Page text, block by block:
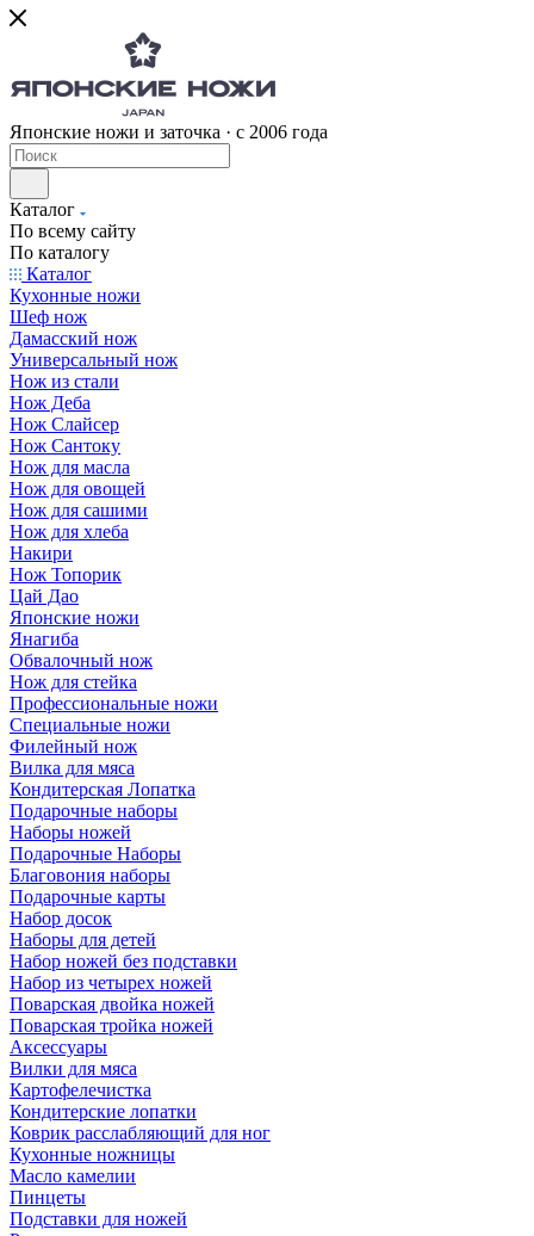
Японские ножи и заточка · с 2006 года
Каталог
По всему сайту
По каталогу
Каталог
Кухонные ножи
Шеф нож
Дамасский нож
Универсальный нож
Нож из стали
Нож Деба
Нож Слайсер
Нож Сантоку
Нож для масла
Нож для овощей
Нож для сашими
Нож для хлеба
Накири
Нож Топорик
Цай Дао
Японские ножи
Янагиба
Обвалочный нож
Нож для стейка
Профессиональные ножи
Специальные ножи
Филейный нож
Вилка для мяса
Кондитерская Лопатка
Подарочные наборы
Наборы ножей
Подарочные Наборы
Благовония наборы
Подарочные карты
Набор досок
Наборы для детей
Набор ножей без подставки
Набор из четырех ножей
Поварская двойка ножей
Поварская тройка ножей
Аксессуары
Вилки для мяса
Картофелечистка
Кондитерские лопатки
Коврик расслабляющий для ног
Кухонные ножницы
Масло камелии
Пинцеты
Подставки для ножей